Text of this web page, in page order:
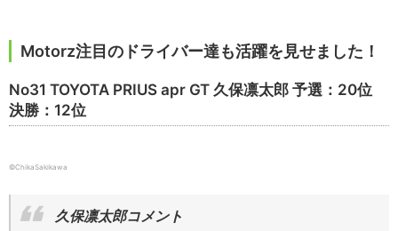
Motorz注目のドライバー達も活躍を見せました！
No31 TOYOTA PRIUS apr GT 久保凛太郎 予選：20位
決勝：12位
©ChikaSakikawa
久保凛太郎コメント